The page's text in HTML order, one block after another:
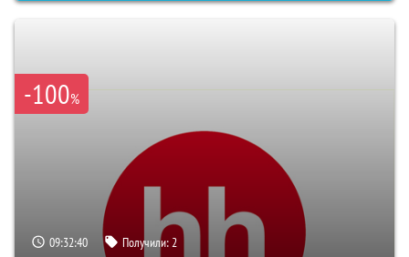
-100%
09:32:39 Получили:2